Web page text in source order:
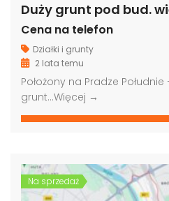
Cena na telefon
Działki i grunty
2 lata temu
Położony na Pradze
grunt…Więcej →
Na sprzedaż